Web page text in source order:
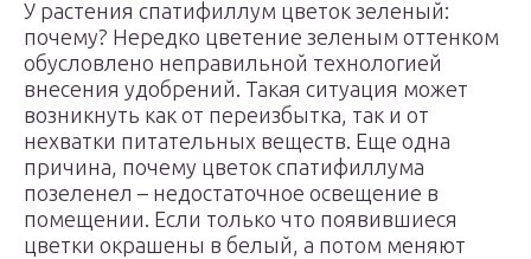
У растения спатифиллум цветок зеленый:
почему? Нередко цветение зеленым оттенком
обусловлено неправильной технологией
внесения удобрений. Такая ситуация может
возникнуть как от переизбытка, так и от
нехватки питательных веществ. Еще одна
причина, почему цветок спатифиллума
позеленел – недостаточное освещение в
помещении. Если только что появившиеся
цветки окрашены в белый, а потом меняют